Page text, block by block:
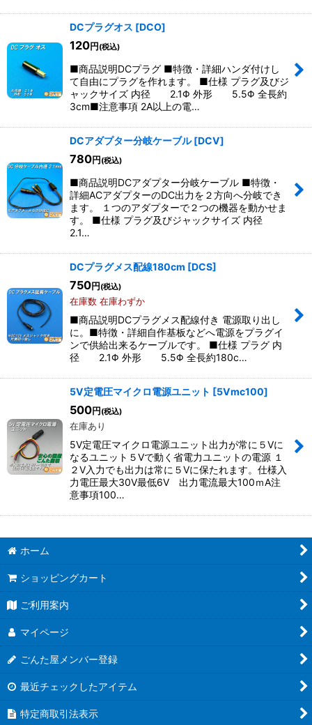
DCプラグオス [DCO]
120円 (税込)
■商品説明DCプラグ ■特徴・詳細ハンダ付けし
て自由にプラグを作れます。 ■仕様 プラグ及びジ
ャックサイズ 内径 2.1Φ 外形 5.5Φ 全長約
3cm■注意事項 2A以上の電…
DCアダプター分岐ケーブル [DCV]
780円 (税込)
■商品説明DCアダプター分岐ケーブル ■特徴・
詳細ACアダプターのDC出力を２方向へ分岐でき
ます。 １つのアダプターで２つの機器を動かせま
す。 ■仕様 プラグ及びジャックサイズ 内径
2.1…
DCプラグメス配線180cm [DCS]
750円 (税込)
在庫数 在庫わずか
■商品説明DCプラグメス配線付き 電源取り出し
に。■特徴・詳細自作基板などへ電源をプラグイ
ンで供給出来るケーブルです。 ■仕様 プラグ 内
径 2.1Φ 外形 5.5Φ 全長約180c…
5V定電圧マイクロ電源ユニット [5Vmc100]
500円 (税込)
在庫あり
5V定電圧マイクロ電源ユニット出力が常に５Vに
なるユニット５Vで動く省電力ユニットの電源 １
２V入力でも出力は常に５Vに保たれます。仕様入
力電圧最大30V最低6V 出力電流最大100ｍA注
意事項100…
ホーム
ショッピングカート
ご利用案内
マイページ
ごんた屋メンバー登録
最近チェックしたアイテム
特定商取引法表示